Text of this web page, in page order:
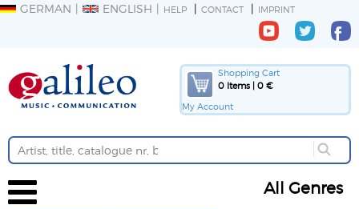
GERMAN ENGLISH HELP CONTACT IMPRINT
Shopping Cart
0 Items | 0 €
My Account
All Genres